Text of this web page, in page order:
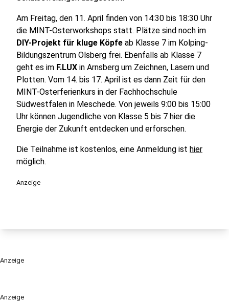
Anzeige
Am Freitag, den 11. April finden von 14:30 bis 18:30 Uhr
die MINT-Osterworkshops statt. Plätze sind noch im
DIY-Projekt für kluge Köpfe ab Klasse 7 im Kolping-
Bildungszentrum Olsberg frei. Ebenfalls ab Klasse 7
geht es im F.LUX in Arnsberg um Zeichnen, Lasern und
Plotten. Vom 14. bis 17. April ist es dann Zeit für den
MINT-Osterferienkurs in der Fachhochschule
Südwestfalen in Meschede. Von jeweils 9:00 bis 15:00
Uhr können Jugendliche von Klasse 5 bis 7 hier die
Energie der Zukunft entdecken und erforschen.
Die Teilnahme ist kostenlos, eine Anmeldung ist hier
möglich.
Anzeige
Anzeige